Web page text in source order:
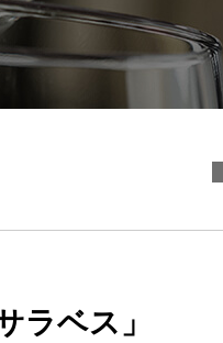
ラベス」